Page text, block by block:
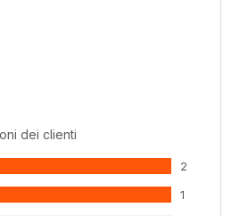
OPTION 4
OUTLOOK 6
dei clienti
2
1